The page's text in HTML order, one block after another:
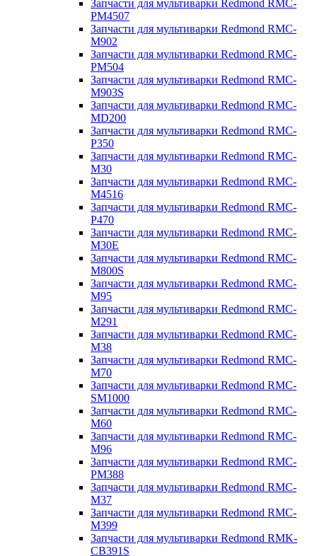
Запчасти для мультиварки Redmond RMC-
PM4507
Запчасти для мультиварки Redmond RMC-
M902
Запчасти для мультиварки Redmond RMC-
PM504
Запчасти для мультиварки Redmond RMC-
M903S
Запчасти для мультиварки Redmond RMC-
MD200
Запчасти для мультиварки Redmond RMC-
P350
Запчасти для мультиварки Redmond RMC-
M30
Запчасти для мультиварки Redmond RMC-
M4516
Запчасти для мультиварки Redmond RMC-
P470
Запчасти для мультиварки Redmond RMC-
M30E
Запчасти для мультиварки Redmond RMC-
M800S
Запчасти для мультиварки Redmond RMC-
M95
Запчасти для мультиварки Redmond RMC-
M291
Запчасти для мультиварки Redmond RMC-
M38
Запчасти для мультиварки Redmond RMC-
M70
Запчасти для мультиварки Redmond RMC-
SM1000
Запчасти для мультиварки Redmond RMC-
M60
Запчасти для мультиварки Redmond RMC-
M96
Запчасти для мультиварки Redmond RMC-
PM388
Запчасти для мультиварки Redmond RMC-
M37
Запчасти для мультиварки Redmond RMC-
M399
Запчасти для мультиварки Redmond RMK-
CB391S